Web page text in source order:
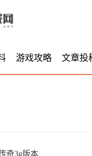
游戏攻略 文章投
奇3g版本